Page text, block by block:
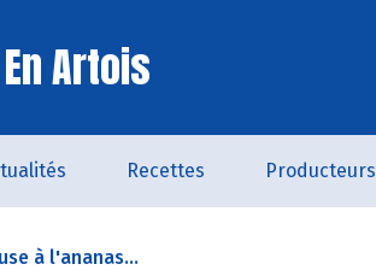
Artois
Recettes Producteurs
à l'ananas...